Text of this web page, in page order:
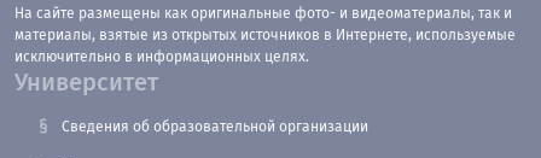
На сайте размещены как оригинальные фото- и видеоматериалы, так и
материалы, взятые из открытых источников в Интернете, используемые
исключительно в информационных целях.
Университет
Сведения об образовательной организации